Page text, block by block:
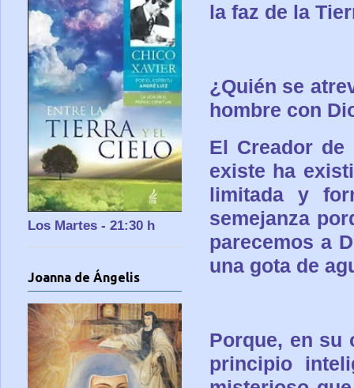
la faz de la
¿Quién se
hombre con
El Creador
existe ha
limitada y
semejanza
parecemos a
una gota de
Porque, en su
principio
Los Martes - 21:30 h
Joanna de Ángelis